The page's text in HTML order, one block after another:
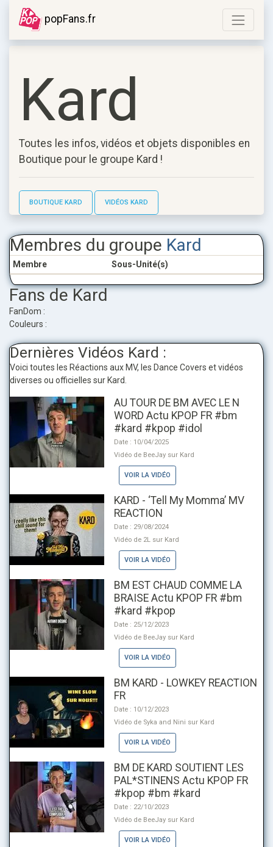
popFans.fr
Kard
Toutes les infos, vidéos et objets disponibles en
Boutique pour le groupe Kard !
BOUTIQUE KARD VIDÉOS KARD
Membres du groupe Kard
Membre Sous-Unité(s)
Fans de Kard
FanDom :
Couleurs :
Dernières Vidéos Kard :
Voici toutes les Réactions aux MV, les Dance Covers et vidéos
diverses ou officielles sur Kard.
AU TOUR DE BM AVEC LE N
WORD Actu KPOP FR #bm
#kard #kpop #idol
Date : 10/04/2025
Vidéo de BeeJay sur Kard
VOIR LA VIDÉO
KARD - ‘Tell My Momma’ MV
REACTION
Date : 29/08/2024
Vidéo de 2L sur Kard
VOIR LA VIDÉO
BM EST CHAUD COMME LA
BRAISE Actu KPOP FR #bm
#kard #kpop
Date : 25/12/2023
Vidéo de BeeJay sur Kard
VOIR LA VIDÉO
BM KARD - LOWKEY REACTION
FR
Date : 10/12/2023
Vidéo de Syka and Nini sur Kard
VOIR LA VIDÉO
BM DE KARD SOUTIENT LES
PAL*STINENS Actu KPOP FR
#kpop #bm #kard
Date : 22/10/2023
Vidéo de BeeJay sur Kard
VOIR LA VIDÉO